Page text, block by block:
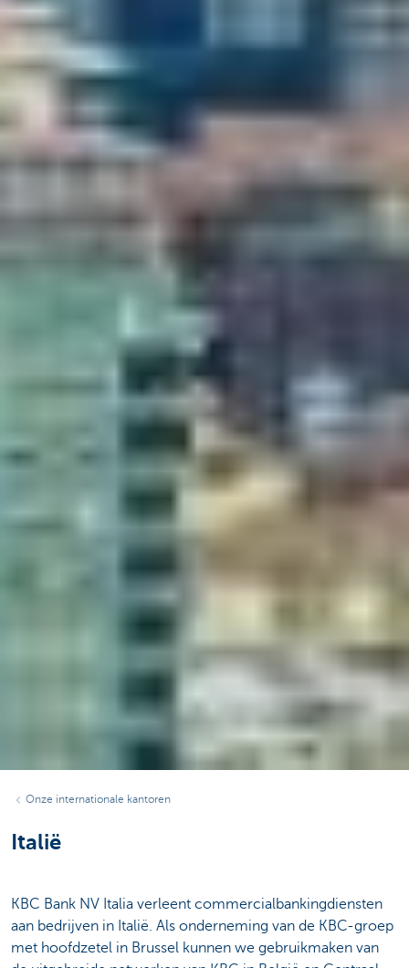
Onze internationale kantoren
Italië
KBC Bank NV Italia verleent commercialbankingdiensten
aan bedrijven in Italië. Als onderneming van de KBC-groep
met hoofdzetel in Brussel kunnen we gebruikmaken van